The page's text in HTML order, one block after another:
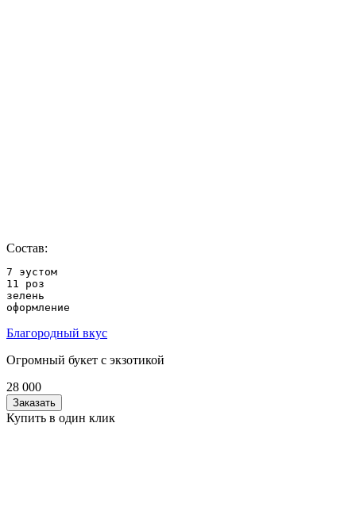
Состав:
7 эустом
11 роз
зелень
оформление
Благородный вкус
Огромный букет с экзотикой
28 000
Заказать
Купить в один клик